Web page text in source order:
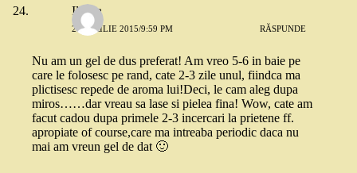
Ileana
23 APRILIE 2015/9:59 PM RĂSPUNDE
Nu am un gel de dus preferat! Am vreo 5-6 in baie pe
care le folosesc pe rand, cate 2-3 zile unul, fiindca ma
plictisesc repede de aroma lui!Deci, le cam aleg dupa
miros……dar vreau sa lase si pielea fina! Wow, cate am
facut cadou dupa primele 2-3 incercari la prietene ff.
apropiate of course,care ma intreaba periodic daca nu
mai am vreun gel de dat 🙂